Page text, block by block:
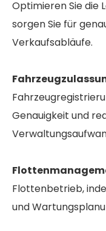
Optimieren Sie die
sorgen Sie für
Verkaufsabläufe.
Genauigkeit und
Flottenbetrieb,
und